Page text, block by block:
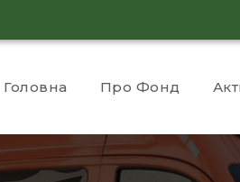
Головна Про Фонд